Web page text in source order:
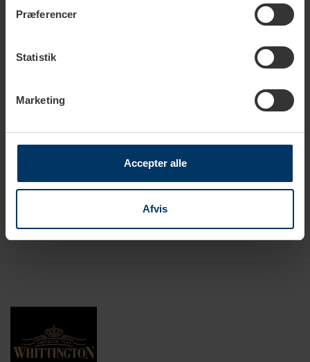
Præferencer
Statistik
Marketing
Accepter alle
Afvis
Whittington Fresh Mint No
203 Ekologiskt